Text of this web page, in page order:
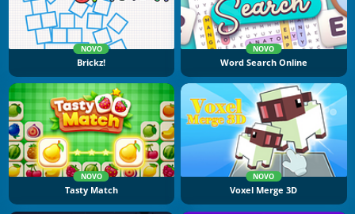
NOVO
Brickz!
NOVO
Word Search Online
NOVO
Tasty Match
NOVO
Voxel Merge 3D